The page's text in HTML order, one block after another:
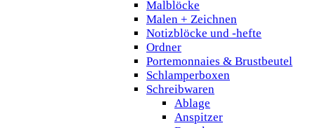
Malblöcke
Malen + Zeichnen
Notizblöcke und -hefte
Ordner
Portemonnaies & Brustbeutel
Schlamperboxen
Schreibwaren
Ablage
Anspitzer